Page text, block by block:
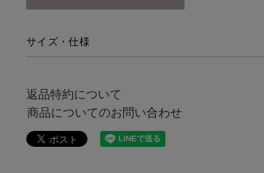
サイズ・仕様
返品特約について
商品についてのお問い合わせ